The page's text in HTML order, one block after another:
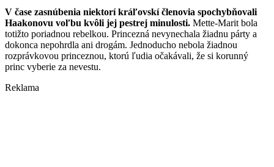
V čase zasnúbenia niektorí kráľovskí členovia spochybňovali
Haakonovu voľbu kvôli jej pestrej minulosti. Mette-Marit bola
totižto poriadnou rebelkou. Princezná nevynechala žiadnu párty a
dokonca nepohrdla ani drogám. Jednoducho nebola žiadnou
rozprávkovou princeznou, ktorú ľudia očakávali, že si korunný
princ vyberie za nevestu.
Reklama